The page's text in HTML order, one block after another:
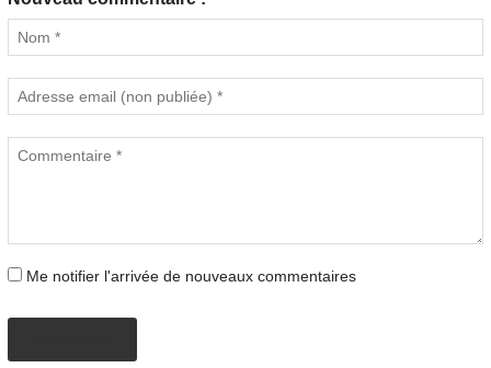
Me notifier l'arrivée de nouveaux commentaires